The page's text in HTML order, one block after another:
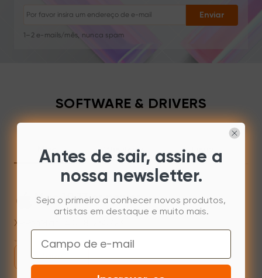
Enviar
Seu e-mail é usado apenas para o conteúdo solicitado
Cancelar inscrição: Um clique a qualquer momento
SOFTWARE & DRIVERS
Mac Windows
Mac 10.13 or newer
XPPenMac_4.0.18_260723
Jul 31,2026 AM 10:11
Baixe
Antes de sair, assine a
nossa newsletter.
Seja o primeiro a conhecer novos produtos,
artistas em destaque e muito mais.
Email